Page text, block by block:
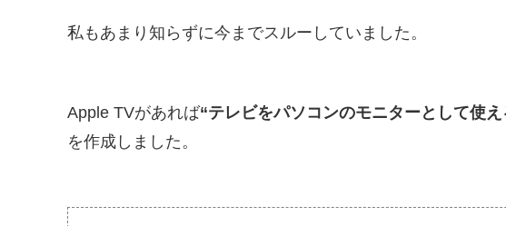
私もあまり知らずに今までスルーしていました。
Apple TVがあれば“テレビをパソコンのモニターとして使え
を作成しました。